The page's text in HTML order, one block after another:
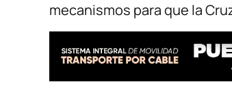
mecanismos para que la